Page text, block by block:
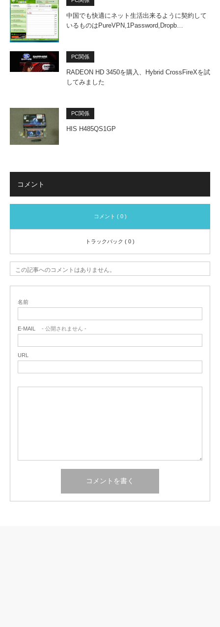
中国でも快適にネット生活出来るように契約して
いるものはPureVPN,1Password,Dropb…
PC関係
RADEON HD 3450を購入、Hybrid CrossFireXを試
してみました
PC関係
HIS H485QS1GP
コメント
コメント ( 0 )
トラックバック ( 0 )
この記事へのコメントはありません。
名前
E-MAIL - 公開されません -
URL